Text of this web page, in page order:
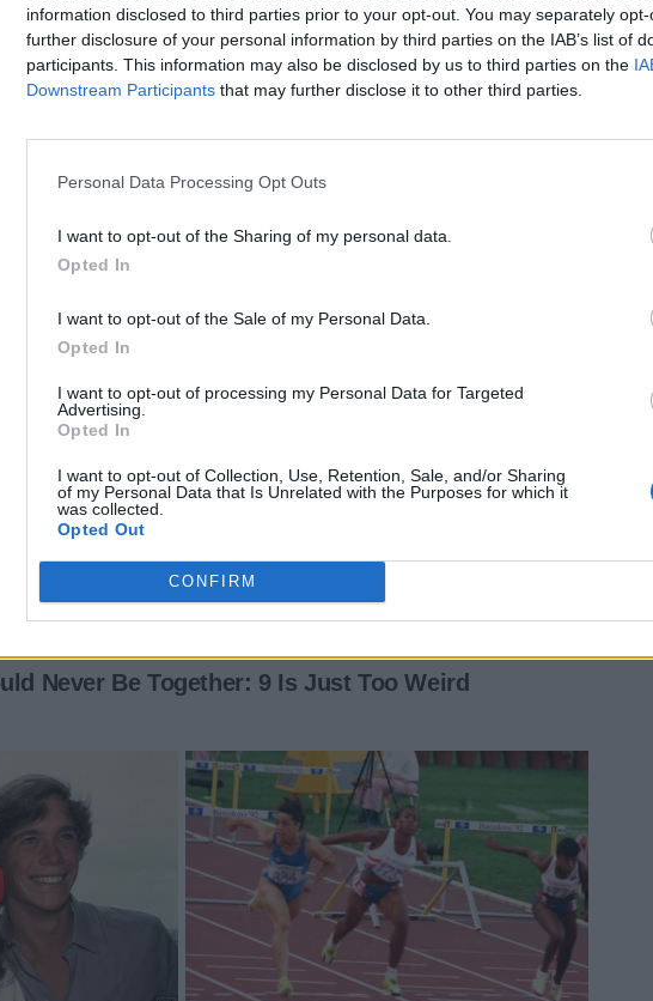
information disclosed to third parties prior to your opt-out. You may separately
further disclosure of your personal information by third parties on the IAB’s list of
participants. This information may also be disclosed by us to third parties on the
Downstream Participants that may further disclose it to other third parties.
Personal Data Processing Opt Outs
I want to opt-out of the Sharing of my personal data.
Opted In
I want to opt-out of the Sale of my Personal Data.
Opted In
I want to opt-out of processing my Personal Data for Targeted
Advertising.
Opted In
I want to opt-out of Collection, Use, Retention, Sale, and/or Sharing
of my Personal Data that Is Unrelated with the Purposes for which it
was collected.
Opted Out
CONFIRM
WhatsApp